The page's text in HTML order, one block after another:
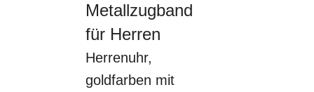
Metallzugband
für Herren
Herrenuhr,
goldfarben mit